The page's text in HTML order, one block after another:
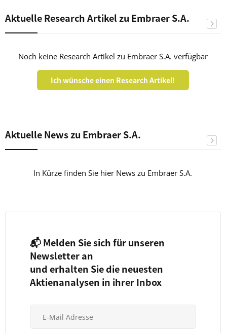
Aktuelle Research Artikel zu Embraer S.A.
Noch keine Research Artikel zu Embraer S.A. verfügbar
Ich wünsche einen Research Artikel!
Aktuelle News zu Embraer S.A.
In Kürze finden Sie hier News zu Embraer S.A.
📬 Melden Sie sich für unseren
Newsletter an
und erhalten Sie die neuesten
Aktienanalysen in ihrer Inbox